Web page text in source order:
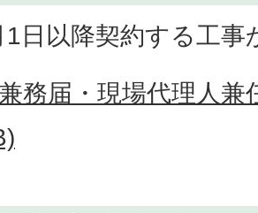
1日以降契約する工事
務届・現場代理人兼